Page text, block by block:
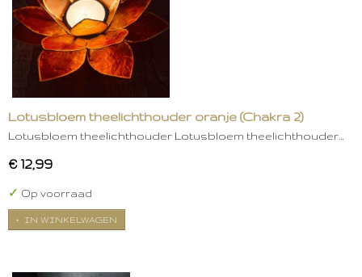
Lotusbloem theelichthouder oranje (Chakra 2)
Lotusbloem theelichthouder Lotusbloem theelichthouder…
€ 12,99
✓ Op voorraad
IN WINKELWAGEN